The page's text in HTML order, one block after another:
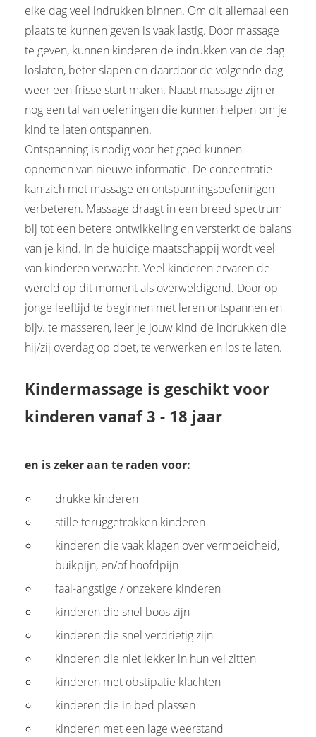
elke dag veel indrukken binnen. Om dit allemaal een
plaats te kunnen geven is vaak lastig. Door massage
te geven, kunnen kinderen de indrukken van de dag
loslaten, beter slapen en daardoor de volgende dag
weer een frisse start maken. Naast massage zijn er
nog een tal van oefeningen die kunnen helpen om je
kind te laten ontspannen.
Ontspanning is nodig voor het goed kunnen
opnemen van nieuwe informatie. De concentratie
kan zich met massage en ontspanningsoefeningen
verbeteren. Massage draagt in een breed spectrum
bij tot een betere ontwikkeling en versterkt de balans
van je kind. In de huidige maatschappij wordt veel
van kinderen verwacht. Veel kinderen ervaren de
wereld op dit moment als overweldigend. Door op
jonge leeftijd te beginnen met leren ontspannen en
bijv. te masseren, leer je jouw kind de indrukken die
hij/zij overdag op doet, te verwerken en los te laten.
Kindermassage is geschikt voor
kinderen vanaf 3 - 18 jaar
en is zeker aan te raden voor:
drukke kinderen
stille teruggetrokken kinderen
kinderen die vaak klagen over vermoeidheid,
buikpijn, en/of hoofdpijn
faal-angstige / onzekere kinderen
kinderen die snel boos zijn
kinderen die snel verdrietig zijn
kinderen die niet lekker in hun vel zitten
kinderen met obstipatie klachten
kinderen die in bed plassen
kinderen met een lage weerstand